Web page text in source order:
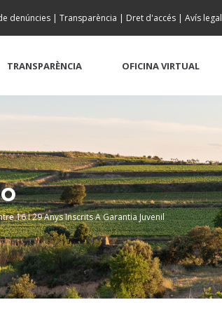
denúncies | Transparència | Dret d'accés | Avís legal
TRANSPARÈNCIA OFICINA VIRTUAL
16 I 29 Anys Inscrits A Garantia Juvenil